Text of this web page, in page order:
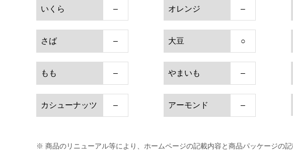
いくら – オレンジ –
さば – 大豆 ○
もも – やまいも –
カシューナッツ – アーモンド –
※ 商品のリニューアル等により、ホームページの記載内容と商品パッケージの